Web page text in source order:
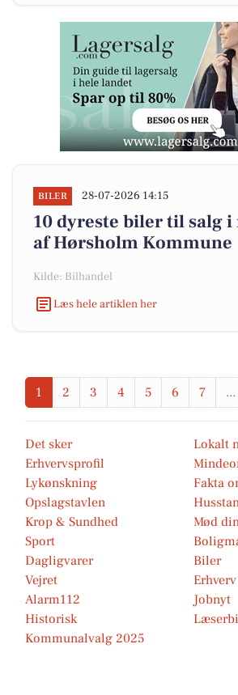
BILER 28-07-2026 14:15
10 dyreste biler til salg
af Hørsholm Kommune
Kilde: Bilhandel
Læs hele artiklen her
1 2 3 4 5 6 7 ...
Det sker
Lokalt
Erhvervsprofil
Lykønskning
Fakta
Opslagstavlen
Krop & Sundhed
Mød
Sport
Dagligvarer
Biler
Vejret
Erhverv
Alarm112
Jobnyt
Historisk
Kommunalvalg 2025